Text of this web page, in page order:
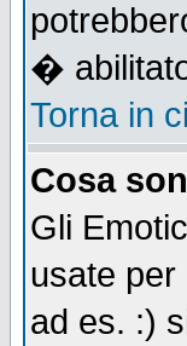
�
Torna in
Cosa
Gli
usate
ad es. :)